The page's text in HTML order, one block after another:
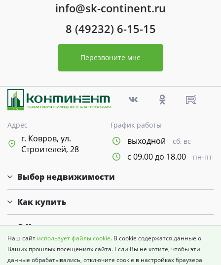
info@sk-continent.ru
8 (49232) 6-15-15
Перезвоните мне
Адрес
г. Ковров, ул.
Строителей, 28
График работы
выходной сб, вс
с 09.00 до 18.00 пн-пт
Выбор недвижимости
Как купить
О Компании
Продажи осуществляются в соответствии с Федеральным законом
214-Ф3. Проектная декларация опубликована на сайте:
наш.дом.рф.
Наш сайт использует файлы cookie. В cookie содержатся данные о
Ваших прошлых посещениях сайта. Если Вы не хотите, чтобы эти
данные обрабатывались, отключите cookie в настройках браузера